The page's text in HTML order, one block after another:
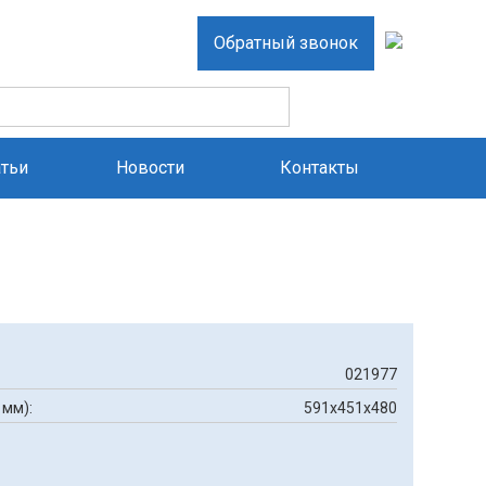
Обратный звонок
Новости Контакты
021977
мм):
591х451х480